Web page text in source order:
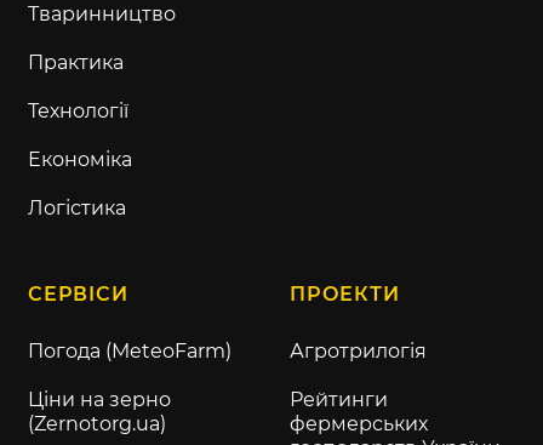
Тваринництво
Практика
Технології
Економіка
Логістика
СЕРВІСИ
Погода (MeteoFarm)
Ціни на зерно
(Zernotorg.ua)
ПРОЕКТИ
Агротрилогія
Рейтинги
фермерських